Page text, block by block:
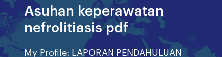
Asuhan keperawatan
nefrolitiasis pdf
My Profile: LAPORAN PENDAHULUAN